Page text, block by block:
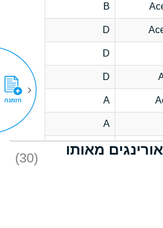
B
D
D
D
A
A
C
עוד O-Ring אורינגים מאותו
(30)
הזמנה